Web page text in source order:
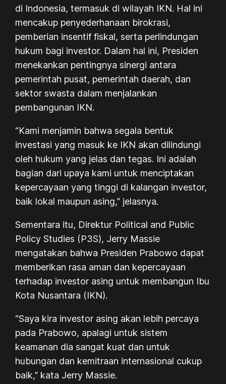
di Indonesia, termasuk di wilayah IKN. Hal ini
mencakup penyederhanaan birokrasi,
pemberian insentif fiskal, serta perlindungan
hukum bagi investor. Dalam hal ini, Presiden
menekankan pentingnya sinergi antara
pemerintah pusat, pemerintah daerah, dan
sektor swasta dalam menjalankan
pembangunan IKN.
“Kami menjamin bahwa segala bentuk
investasi yang masuk ke IKN akan dilindungi
oleh hukum yang jelas dan tegas. Ini adalah
bagian dari upaya kami untuk menciptakan
kepercayaan yang tinggi di kalangan investor,
baik lokal maupun asing,” jelasnya.
Sementara itu, Direktur Political and Public
Policy Studies (P3S), Jerry Massie
mengatakan bahwa Presiden Prabowo dapat
memberikan rasa aman dan kepercayaan
terhadap investor asing untuk membangun Ibu
Kota Nusantara (IKN).
“Saya kira investor asing akan lebih percaya
pada Prabowo, apalagi untuk sistem
keamanan dia sangat kuat dan untuk
hubungan dan kemitraan internasional cukup
baik,” kata Jerry Massie.